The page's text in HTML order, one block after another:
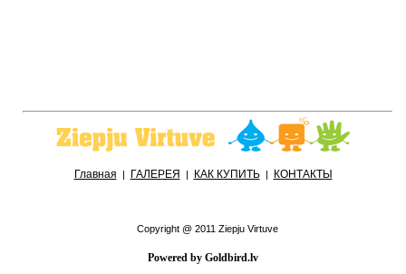
Главная | ГАЛЕРЕЯ | КАК КУПИТЬ | КОНТАКТЫ
Copyright @ 2011 Ziepju Virtuve
Powered by Goldbird.lv